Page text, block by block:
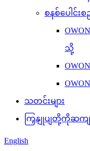
စနစ်ပေါင်း
သို့
သတင်းများ
ကြှနျုပျတို့ကိုဆက
English